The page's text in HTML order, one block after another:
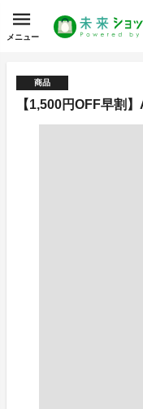
メニュー
商品
【1,500円OFF早割